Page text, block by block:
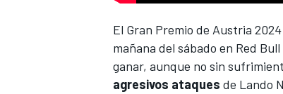
El Gran Premio de Austria 2024
mañana del sábado en Red
ganar, aunque no sin
agresivos ataques de Lando